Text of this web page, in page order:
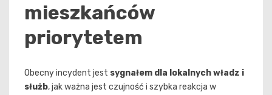
mieszkańców
priorytetem
Obecny incydent jest sygnałem dla lokalnych władz i
służb, jak ważna jest czujność i szybka reakcja w